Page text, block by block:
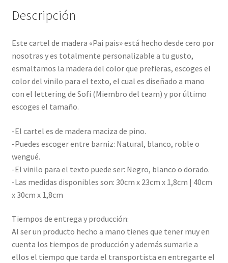
Descripción
Este cartel de madera «Pai pais» está hecho desde cero por
nosotras y es totalmente personalizable a tu gusto,
esmaltamos la madera del color que prefieras, escoges el
color del vinilo para el texto, el cual es diseñado a mano
con el lettering de Sofi (Miembro del team) y por último
escoges el tamaño.
-El cartel es de madera maciza de pino.
-Puedes escoger entre barniz: Natural, blanco, roble o
wengué.
-El vinilo para el texto puede ser: Negro, blanco o dorado.
-Las medidas disponibles son: 30cm x 23cm x 1,8cm | 40cm
x 30cm x 1,8cm
Tiempos de entrega y producción:
Al ser un producto hecho a mano tienes que tener muy en
cuenta los tiempos de producción y además sumarle a
ellos el tiempo que tarda el transportista en entregarte el